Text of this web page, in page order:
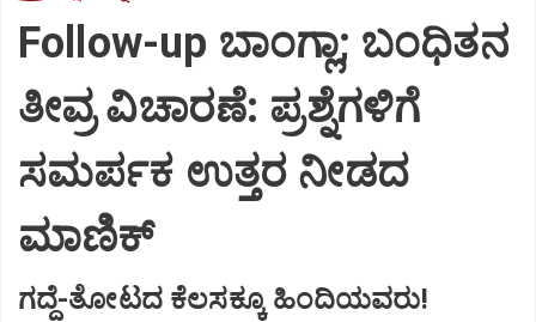
Follow-up ಬಾಂಗ್ಲಾ; ಬಂಧಿತನ
ತೀವ್ರ ವಿಚಾರಣೆ: ಪ್ರಶ್ನೆಗಳಿಗೆ
ಸಮರ್ಪಕ ಉತ್ತರ ನೀಡದ
ಮಾಣಿಕ್‌
ಗದ್ದೆ-ತೋಟದ ಕೆಲಸಕ್ಕೂ ಹಿಂದಿಯವರು!